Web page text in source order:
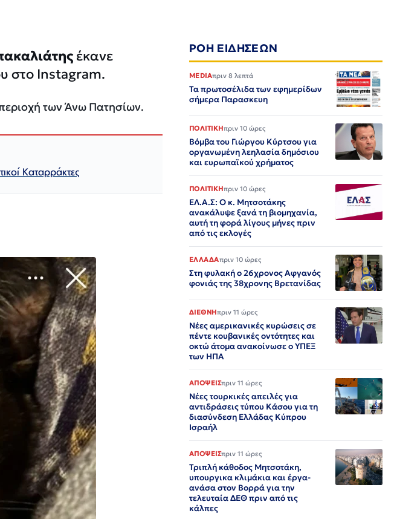
έκανε
στο Instagram.
των Άνω Πατησίων.
Καταρράκτες
ΡΟΗ ΕΙΔΗΣΕΩΝ
MEDIAπριν 8 λεπτά
Τα πρωτοσέλιδα των εφημερίδων
σήμερα Παρασκευη
ΠΟΛΙΤΙΚΗπριν 10 ώρες
Βόμβα του Γιώργου Κύρτσου για
οργανωμένη λεηλασία δημόσιου
και ευρωπαϊκού χρήματος
ΠΟΛΙΤΙΚΗπριν 10 ώρες
ΕΛ.Α.Σ: Ο κ. Μητσοτάκης
ανακάλυψε ξανά τη βιομηχανία,
αυτή τη φορά λίγους μήνες πριν
από τις εκλογές
ΕΛΛΑΔΑπριν 10 ώρες
Στη φυλακή ο 26χρονος Αφγανός
φονιάς της 38χρονης Βρετανίδας
ΔΙΕΘΝΗπριν 11 ώρες
Νέες αμερικανικές κυρώσεις σε
πέντε κουβανικές οντότητες και
οκτώ άτομα ανακοίνωσε ο ΥΠΕΞ
των ΗΠΑ
ΑΠΟΨΕΙΣπριν 11 ώρες
Νέες τουρκικές απειλές για
αντιδράσεις τύπου Κάσου για τη
διασύνδεση Ελλάδας Κύπρου
Ισραήλ
ΑΠΟΨΕΙΣπριν 11 ώρες
Τριπλή κάθοδος Μητσοτάκη,
υπουργικα κλιμάκια και έργα-
ανάσα στον Βορρά για την
τελευταία ΔΕΘ πριν από τις
κάλπες